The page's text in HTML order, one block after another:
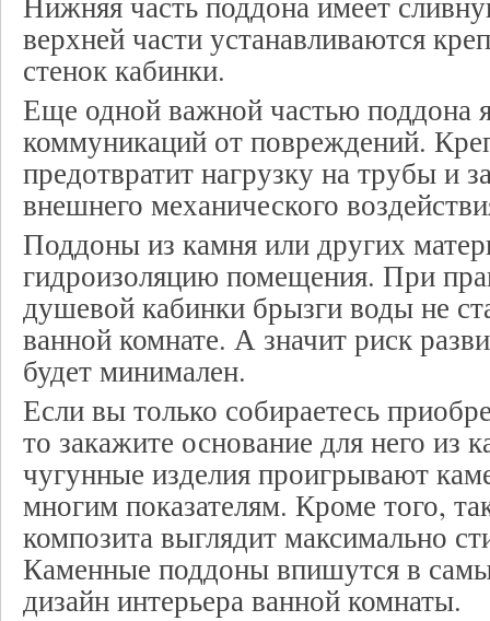
верхней части устанавливаются
стенок кабинки.
Еще одной важной частью поддона
коммуникаций от повреждений.
предотвратит нагрузку на трубы и
внешнего механического
Поддоны из камня или других
гидроизоляцию помещения. При
душевой кабинки брызги воды не
ванной комнате. А значит риск
будет минимален.
Если вы только собираетесь
то закажите основание для него из
чугунные изделия проигрывают
многим показателям. Кроме того,
композита выглядит максимально
Каменные поддоны впишутся в
дизайн интерьера ванной комнаты.